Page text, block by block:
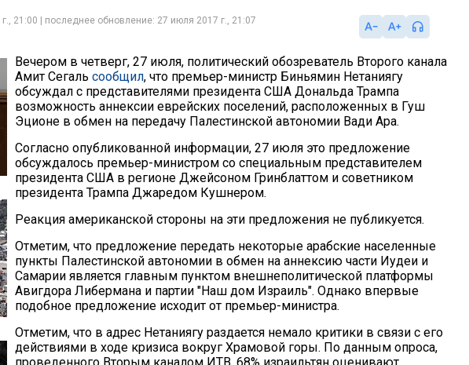
21:00 | последнее обновление: 27 июля 2017 г., 21:07
Вечером в четверг, 27 июля, политический обозреватель Второго канала
Амит Сегаль сообщил, что премьер-министр Биньямин Нетаниягу
обсуждал с представителями президента США Дональда Трампа
возможность аннексии еврейских поселений, расположенных в Гуш
Эционе в обмен на передачу Палестинской автономии Вади Ара.
Согласно опубликованной информации, 27 июля это предложение
обсуждалось премьер-министром со специальным представителем
президента США в регионе Джейсоном Гринблаттом и советником
президента Трампа Джаредом Кушнером.
Реакция американской стороны на эти предложения не публикуется.
Отметим, что предложение передать некоторые арабские населенные
пункты Палестинской автономии в обмен на аннексию части Иудеи и
Самарии является главным пунктом внешнеполитической платформы
Авигдора Либермана и партии "Наш дом Израиль". Однако впервые
подобное предложение исходит от премьер-министра.
Отметим, что в адрес Нетаниягу раздается немало критики в связи с его
действиями в ходе кризиса вокруг Храмовой горы. По данным опроса,